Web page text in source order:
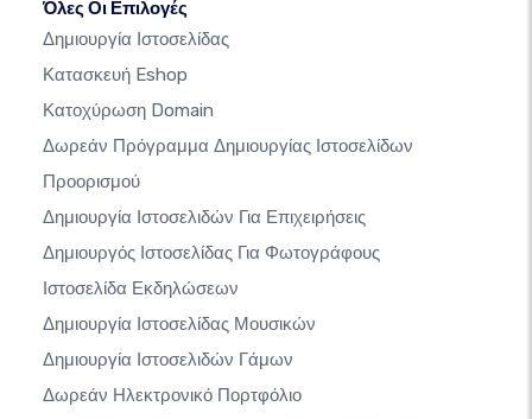
Όλες Οι Επιλογές
Δημιουργία Ιστοσελίδας
Κατασκευή Eshop
Κατοχύρωση Domain
Δωρεάν Πρόγραμμα Δημιουργίας Ιστοσελίδων
Προορισμού
Δημιουργία Ιστοσελιδών Για Επιχειρήσεις
Δημιουργός Ιστοσελίδας Για Φωτογράφους
Ιστοσελίδα Εκδηλώσεων
Δημιουργία Ιστοσελίδας Μουσικών
Δημιουργία Ιστοσελιδών Γάμων
Δωρεάν Ηλεκτρονικό Πορτφόλιο